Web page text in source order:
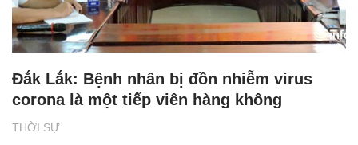
THỜI SỰ
Đắk Lắk: Bệnh nhân bị đồn nhiễm virus
corona là một tiếp viên hàng không